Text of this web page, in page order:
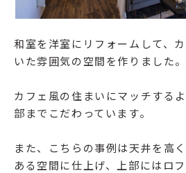
和室を洋室にリフォームして、
いた雰囲気の空間を作りました。
カフェ風の住まいにマッチする
部までこだわっています。
また、こちらの事例は天井を高
ある空間に仕上げ、上部にはロ